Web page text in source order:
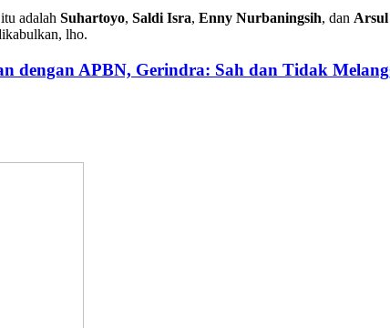
adalah Suhartoyo, Saldi Isra, Enny Nurbaningsih, dan Arsul
lho.
dengan APBN, Gerindra: Sah dan Tidak